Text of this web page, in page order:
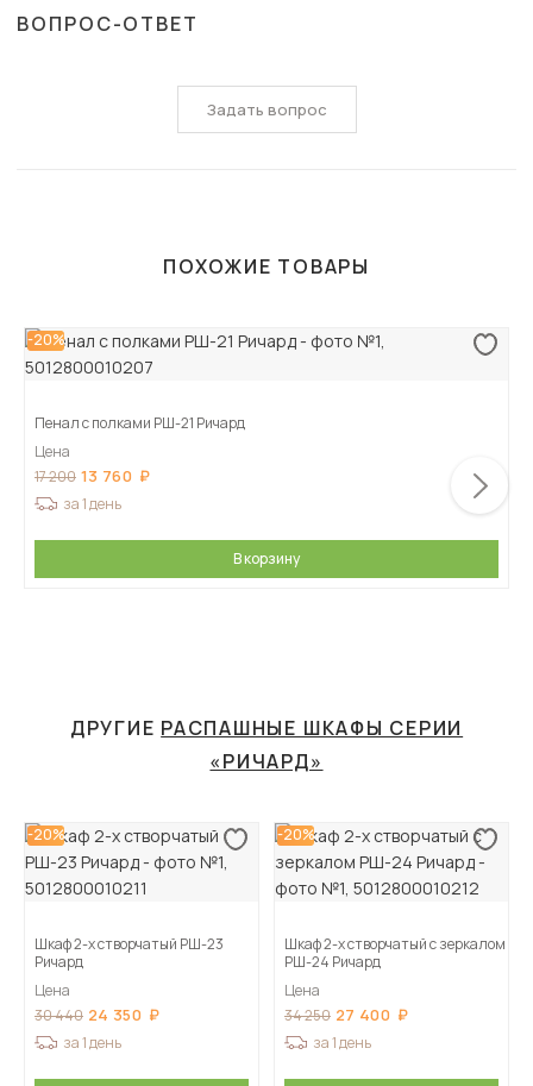
ВОПРОС-ОТВЕТ
Задать вопрос
ПОХОЖИЕ ТОВАРЫ
-20%
Пенал с полками РШ-21 Ричард
Цена
17 200 13 760
за 1 день
В корзину
ДРУГИЕ РАСПАШНЫЕ ШКАФЫ СЕРИИ
«РИЧАРД»
-20%
Шкаф 2-х створчатый РШ-23
Ричард
Цена
30 440 24 350
за 1 день
-20%
Шкаф 2-х створчатый с зеркалом
РШ-24 Ричард
Цена
34 250 27 400
за 1 день